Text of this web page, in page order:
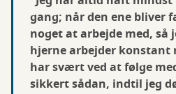
gang; når den ene bliver
noget at arbejde med, så
hjerne arbejder konstant
har svært ved at følge
sikkert sådan, indtil jeg